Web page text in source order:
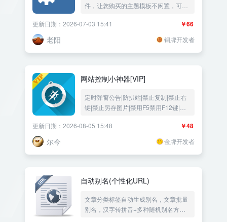
件，让您购买的主题模板不闲置，可以
题模板，可以设置每个文章使用不同的
独立主题模板，可以根据网址使用不同
￥66
更新日期：2026-07-03 15:41
老阳 铜牌开发者
网站控制小神器[VIP]
定时弹窗公告|防扒站|禁止复制|禁止右
键|禁止另存图片|禁用F5禁用F12键|禁
码|定时网页变灰网站变灰|版权保护内
容保护|弹窗通知关闭网站|禁用快捷键|
防扒皮|网站哨兵|HTML代码压缩——
￥48
更新日期：2026-08-05 15:48
尔今 金牌开发者
自动别名(个性化URL)
文章分类标签自动生成别名，文章批量
别名，汉字转拼音+多种随机别名方